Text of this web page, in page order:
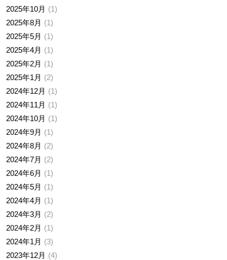
2025年10月
1
2025年8月
1
2025年5月
1
2025年4月
1
2025年2月
1
2025年1月
2
2024年12月
1
2024年11月
1
2024年10月
1
2024年9月
1
2024年8月
2
2024年7月
2
2024年6月
1
2024年5月
1
2024年4月
1
2024年3月
2
2024年2月
1
2024年1月
3
2023年12月
4